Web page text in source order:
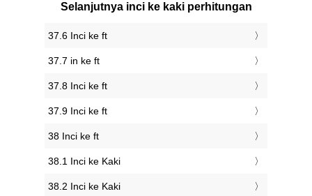
Selanjutnya inci ke kaki perhitungan
37.6 Inci ke ft
37.7 in ke ft
37.8 Inci ke ft
37.9 Inci ke ft
38 Inci ke ft
38.1 Inci ke Kaki
38.2 Inci ke Kaki